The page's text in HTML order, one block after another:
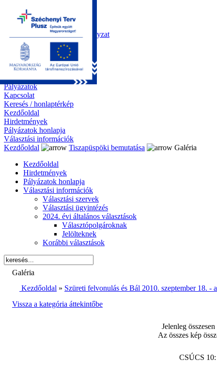
Kezdőoldal
Önkormányzat
Polgármesteri Hivatal
Roma Nemzetiségi Önkormányzat
Elektronikus ügyintézés
Közérdekű információk
Tiszapüspöki bemutatása
Galéria
Díjazottaink
Pályázatok
Kapcsolat
Keresés / honlaptérkép
Kezdőoldal
Hirdetmények
Pályázatok honlapja
Választási információk
Kezdőoldal
Tiszapüspöki bemutatása
Galéria
Kezdőoldal
Hirdetmények
Pályázatok honlapja
Választási információk
Választási szervek
Választási ügyintézés
2024. évi általános választások
Választópolgároknak
Jelölteknek
Korábbi választások
Galéria
Kezdőoldal » Szüreti felvonulás és Bál 2010. szeptember 18. -
Vissza a kategória áttekintőbe
Jelenleg
Az összes kép
CSÚCS